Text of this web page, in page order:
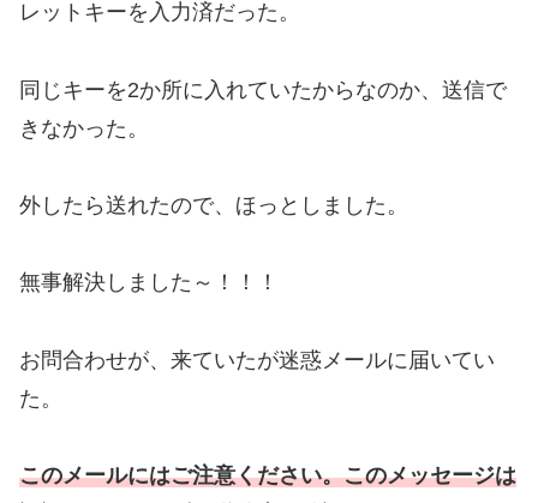
レットキーを入力済だった。
同じキーを2か所に入れていたからなのか、送信で
きなかった。
外したら送れたので、ほっとしました。
無事解決しました～！！！
お問合わせが、来ていたが迷惑メールに届いてい
た。
このメールにはご注意ください。このメッセージは